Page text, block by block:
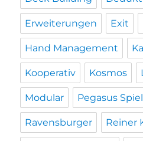
Erweiterungen Exit
Hand Management
Kooperativ Kosmos
Modular Pegasus
Ravensburger Reiner